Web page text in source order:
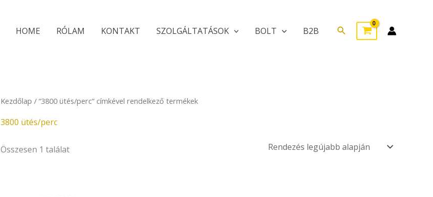
HOME RÓLAM KONTAKT SZOLGÁLTATÁSOK BOLT B2B Search
Kezdőlap / “3800 ütés/perc” címkével rendelkező termékek
3800 ütés/perc
Összesen 1 találat